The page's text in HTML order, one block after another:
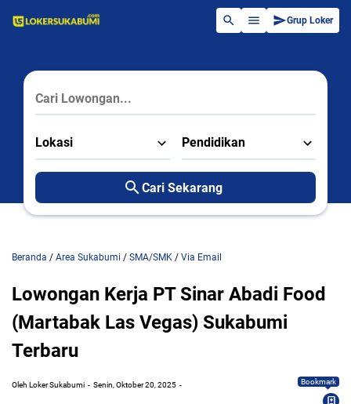
Grup Loker
Lokasi Pendidikan
Cari Sekarang
Beranda / Area Sukabumi / SMA/SMK / Via Email
Lowongan Kerja PT Sinar Abadi Food
(Martabak Las Vegas) Sukabumi
Terbaru
Oleh Loker Sukabumi Senin, Oktober 20, 2025 Bookmark